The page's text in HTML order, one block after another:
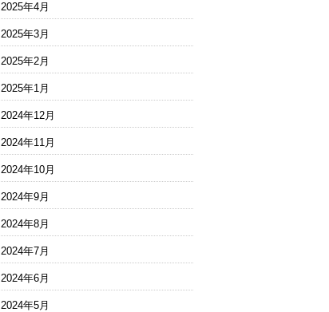
2025年4月
2025年3月
2025年2月
2025年1月
2024年12月
2024年11月
2024年10月
2024年9月
2024年8月
2024年7月
2024年6月
2024年5月